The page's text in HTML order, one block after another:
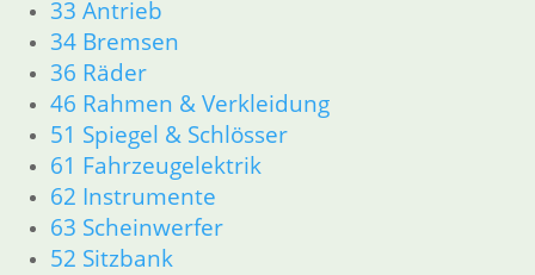
33 Antrieb
34 Bremsen
36 Räder
46 Rahmen & Verkleidung
51 Spiegel & Schlösser
61 Fahrzeugelektrik
62 Instrumente
63 Scheinwerfer
52 Sitzbank
33 Antrieb
34 Bremsen
36 Räder
46 Rahmen & Verkleidung
51 Spiegel & Schlösser
61 Fahrzeugelektrik
62 Instrumente
52 Sitzbank
R80GS bis R100GS PD 1990
11 Motor